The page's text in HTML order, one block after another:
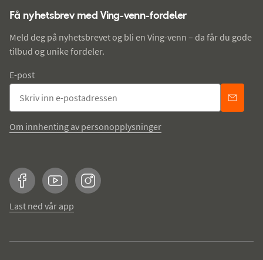
Få nyhetsbrev med Ving-venn-fordeler
Meld deg på nyhetsbrevet og bli en Ving-venn – da får du gode
tilbud og unike fordeler.
E-post
Om innhenting av personopplysninger
FacebookYouTubeInstagram
Last ned vår app